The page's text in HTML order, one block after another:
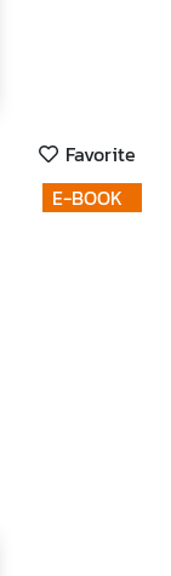
Favorite
E-BOOK